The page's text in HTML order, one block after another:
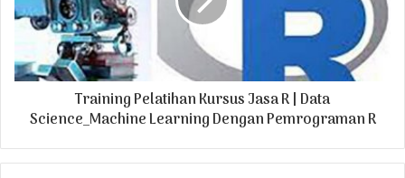
Training Pelatihan Kursus Jasa R | Data
Science_Machine Learning Dengan Pemrograman R